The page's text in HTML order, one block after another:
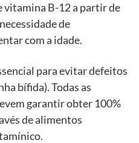
vitamina B-12 a partir de
de
com a idade.
para evitar defeitos
bífida). Todas as
garantir obter 100%
de alimentos